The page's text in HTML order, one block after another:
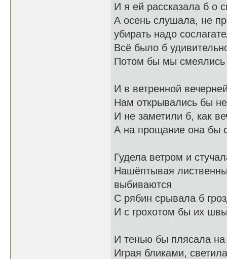
И я ей рассказала б о
А осень слушала, не
убирать надо
Всё было б
Потом бы мы
И в ветренной
Нам открывались бы
И не заметили б, как
А на прощание она бы
Гудела ветром и
Нашёптывая
выбиваются
С рябин срывала б
И с грохотом бы их
И тенью бы плясала на
Играя бликами,